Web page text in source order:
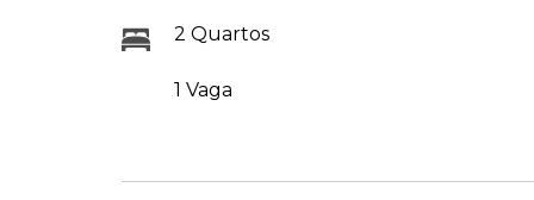
2 Quartos
1 Vaga